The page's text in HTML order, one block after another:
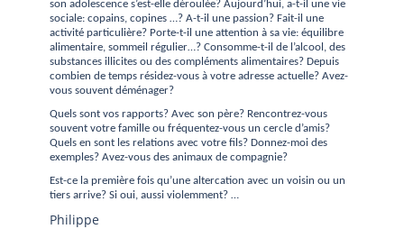
son adolescence s’est-elle déroulée? Aujourd’hui, a-t-il une vie
sociale: copains, copines …? A-t-il une passion? Fait-il une
activité particulière? Porte-t-il une attention à sa vie: équilibre
alimentaire, sommeil régulier…? Consomme-t-il de l’alcool, des
substances illicites ou des compléments alimentaires? Depuis
combien de temps résidez-vous à votre adresse actuelle? Avez-
vous souvent déménager?
Quels sont vos rapports? Avec son père? Rencontrez-vous
souvent votre famille ou fréquentez-vous un cercle d’amis?
Quels en sont les relations avec votre fils? Donnez-moi des
exemples? Avez-vous des animaux de compagnie?
Est-ce la première fois qu’une altercation avec un voisin ou un
tiers arrive? Si oui, aussi violemment? …
Philippe